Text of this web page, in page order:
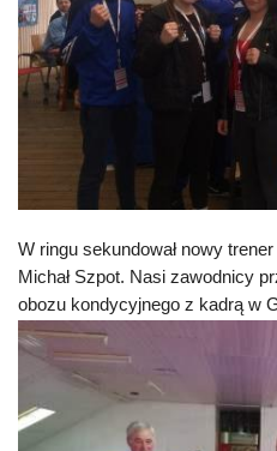
W ringu sekundował nowy
Michał Szpot. Nasi zawodnicy
obozu kondycyjnego z kadrą w